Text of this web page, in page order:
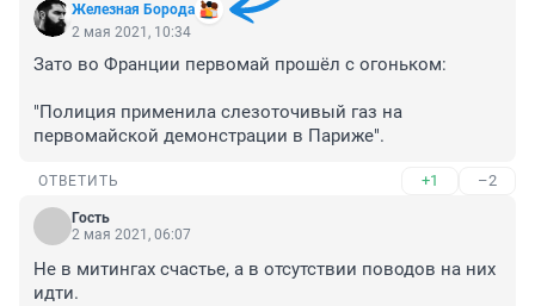
Железная Борода
2 мая 2021, 10:34
Зато во Франции первомай прошёл с огоньком:
"Полиция применила слезоточивый газ на
первомайской демонстрации в Париже".
ОТВЕТИТЬ +1 –2
Гость
2 мая 2021, 06:07
Не в митингах счастье, а в отсутствии поводов на них
идти.